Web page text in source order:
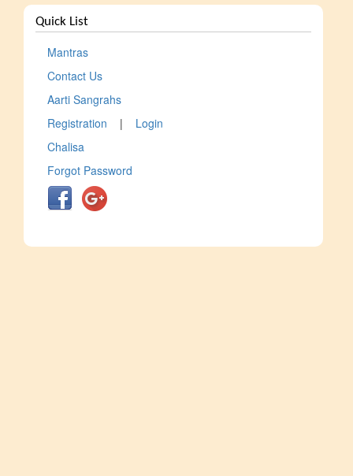
Quick List
Mantras
Contact Us
Aarti Sangrahs
Registration | Login
Chalisa
Forgot Password